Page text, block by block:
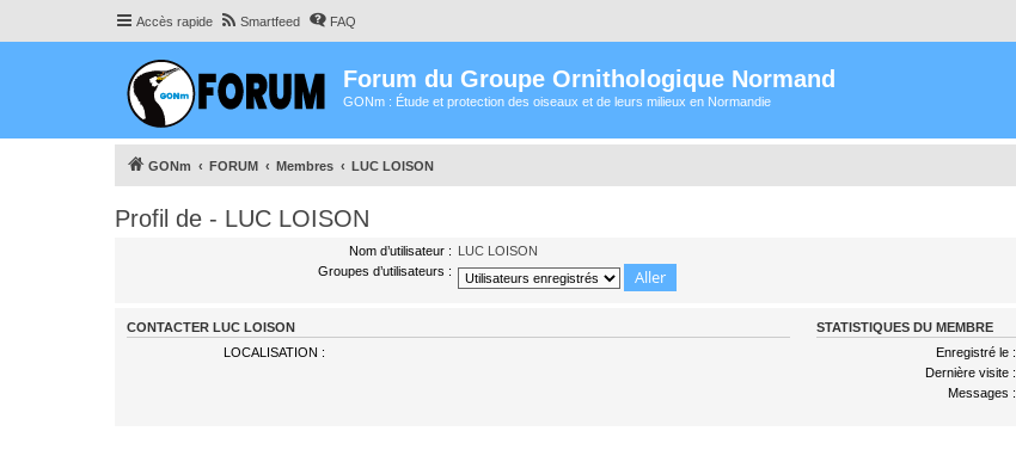
Accès rapide Smartfeed FAQ
Forum du Groupe Ornithologique Normand
GONm : Étude et protection des oiseaux et de leurs milieux en Normandie
GONm FORUM Membres LUC LOISON
Profil de - LUC LOISON
Nom d’utilisateur : LUC LOISON
Groupes d’utilisateurs :
CONTACTER LUC LOISON
LOCALISATION :
STATISTIQUES DU MEMBRE
Enregistré le :
Dernière visite :
Messages :